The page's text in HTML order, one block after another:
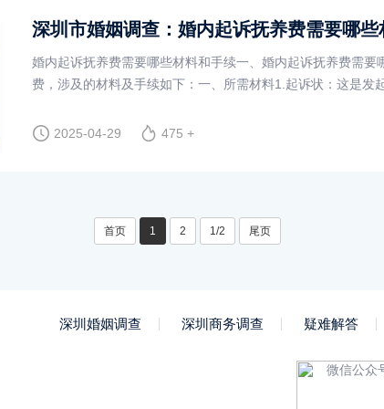
深圳市婚姻调查：婚内起诉抚养费需要哪些
婚内起诉抚养费需要哪些材料和手续一、婚内起诉抚养费需要
费，涉及的材料及手续如下：一、所需材料1.起诉状：这是发
2025-04-29
475 +
首页 1 2 1/2 尾页
深圳婚姻调查 深圳商务调查 疑难解答